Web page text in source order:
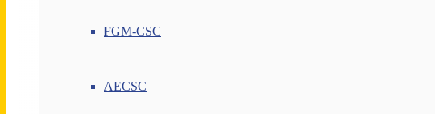
FGM-CSC
AECSC